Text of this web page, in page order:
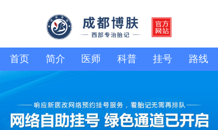
首页 简介 医师 科普 挂号 路线